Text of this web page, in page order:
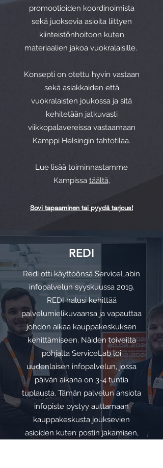
promootioiden koordinoimista
sekä juoksevia asioita liittyen
kiinteistönhoitoon kuten
materiaalien jakoa vuokralaisille.
Konsepti on otettu hyvin vastaan
sekä asiakkaiden että
vuokralaisten joukossa ja sitä
kehitetään jatkuvasti
viikkopalavereissa vastaamaan
Kamppi Helsingin tahtotilaa.
Lue lisää toiminnastamme
Kampissa täältä,
Sovi tapaaminen tai pyydä tarjous!
REDI
Redi otti käyttöönsä ServiceLabin
infopalvelun syyskuussa 2019.
REDI halusi kehittää
palvelumielikuvaansa ja vapauttaa
johdon aikaa kauppakeskuksen
kehittämiseen. Näiden toiveilta
pohjalta ServiceLab loi
uudenlaisen infopalvelun, jossa
päivän aikana on 3-4 tuntia
tuplausta. Tämän palvelun ansiota
infopiste pystyy auttamaan
kauppakeskusta jouksevien
asioiden kuten postin jakamisen,